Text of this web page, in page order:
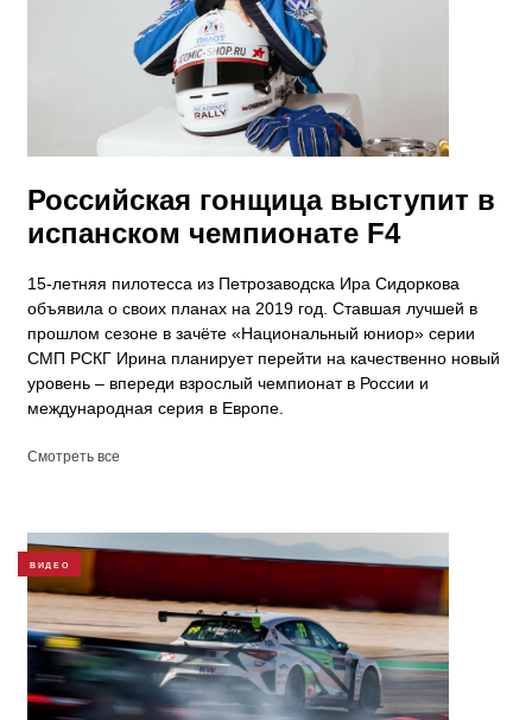
Российская гонщица выступит в
испанском чемпионате F4
15-летняя пилотесса из Петрозаводска Ира Сидоркова
объявила о своих планах на 2019 год. Ставшая лучшей в
прошлом сезоне в зачёте «Национальный юниор» серии
СМП РСКГ Ирина планирует перейти на качественно новый
уровень – впереди взрослый чемпионат в России и
международная серия в Европе.
Смотреть все
ВИДЕО